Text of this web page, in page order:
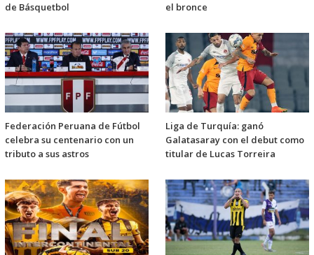
de Básquetbol
el bronce
Federación Peruana de Fútbol
celebra su centenario con un
tributo a sus astros
Liga de Turquía: ganó
Galatasaray con el debut como
titular de Lucas Torreira